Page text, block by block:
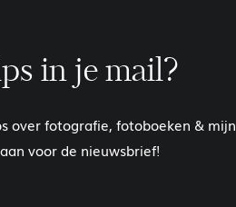
in je mail?
over fotografie, fotoboeken & mijn
voor de nieuwsbrief!